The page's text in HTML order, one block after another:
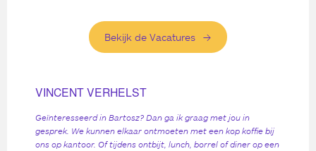
Bekijk de Vacatures
VINCENT VERHELST
Geïnteresseerd in Bartosz? Dan ga ik graag met jou in
gesprek. We kunnen elkaar ontmoeten met een kop koffie bij
ons op kantoor. Of tijdens ontbijt, lunch, borrel of diner op een